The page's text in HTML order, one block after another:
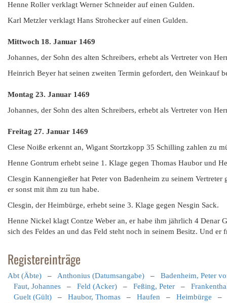
Henne Roller verklagt Werner Schneider auf einen Gulden.
Karl Metzler verklagt Hans Strohecker auf einen Gulden.
Mittwoch 18. Januar 1469
Johannes, der Sohn des alten Schreibers, erhebt als Vertreter von
Heinrich Beyer hat seinen zweiten Termin gefordert, den Weinkauf
Montag 23. Januar 1469
Johannes, der Sohn des alten Schreibers, erhebt als Vertreter von
Freitag 27. Januar 1469
Clese Noiße erkennt an, Wigant Stortzkopp 35 Schilling zahlen zu
Henne Gontrum erhebt seine 1. Klage gegen Thomas Haubor und
Clesgin Kannengießer hat Peter von Badenheim zu seinem
er sonst mit ihm zu tun habe.
Clesgin, der Heimbürge, erhebt seine 3. Klage gegen Nesgin Sack.
Henne Nickel klagt Contze Weber an, er habe ihm jährlich 4 Denar
sich des Feldes an und das Feld steht noch in seinem Besitz. Und
Registereinträge
Abt (Äbte) – Anthonius (Datumsangabe) – Badenheim, Peter
Faut, Johannes – Feld (Acker) – Feßing, Peter –
Guelt (Gült) – Haubor, Thomas – Haufen – Heimbürge